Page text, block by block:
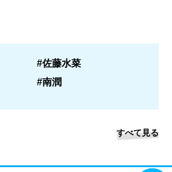
#佐藤水菜
#南潤
すべて見る